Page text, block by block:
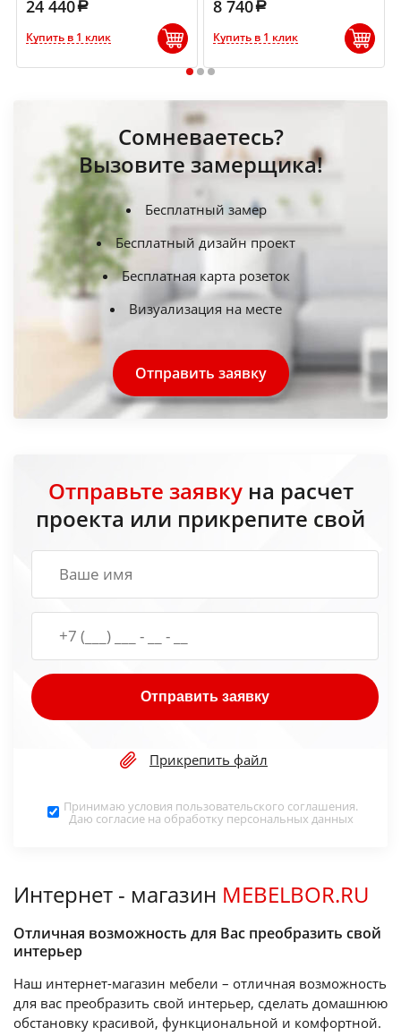
24 440
Купить в 1 клик
8 740
Купить в 1 клик
1 2 3
Сомневаетесь?
Вызовите замерщика!
Бесплатный замер
Бесплатный дизайн проект
Бесплатная карта розеток
Визуализация на месте
Отправить заявку
Отправьте заявкуна расчет
проекта или прикрепите свой
Отправить заявку
Прикрепить файл
Принимаю условия пользовательского соглашения.
Даю согласие на обработку персональных данных
Интернет - магазин MEBELBOR.RU
Отличная возможность для Вас преобразить свой
интерьер
Наш интернет-магазин мебели – отличная возможность
для вас преобразить свой интерьер, сделать домашнюю
обстановку красивой, функциональной и комфортной.